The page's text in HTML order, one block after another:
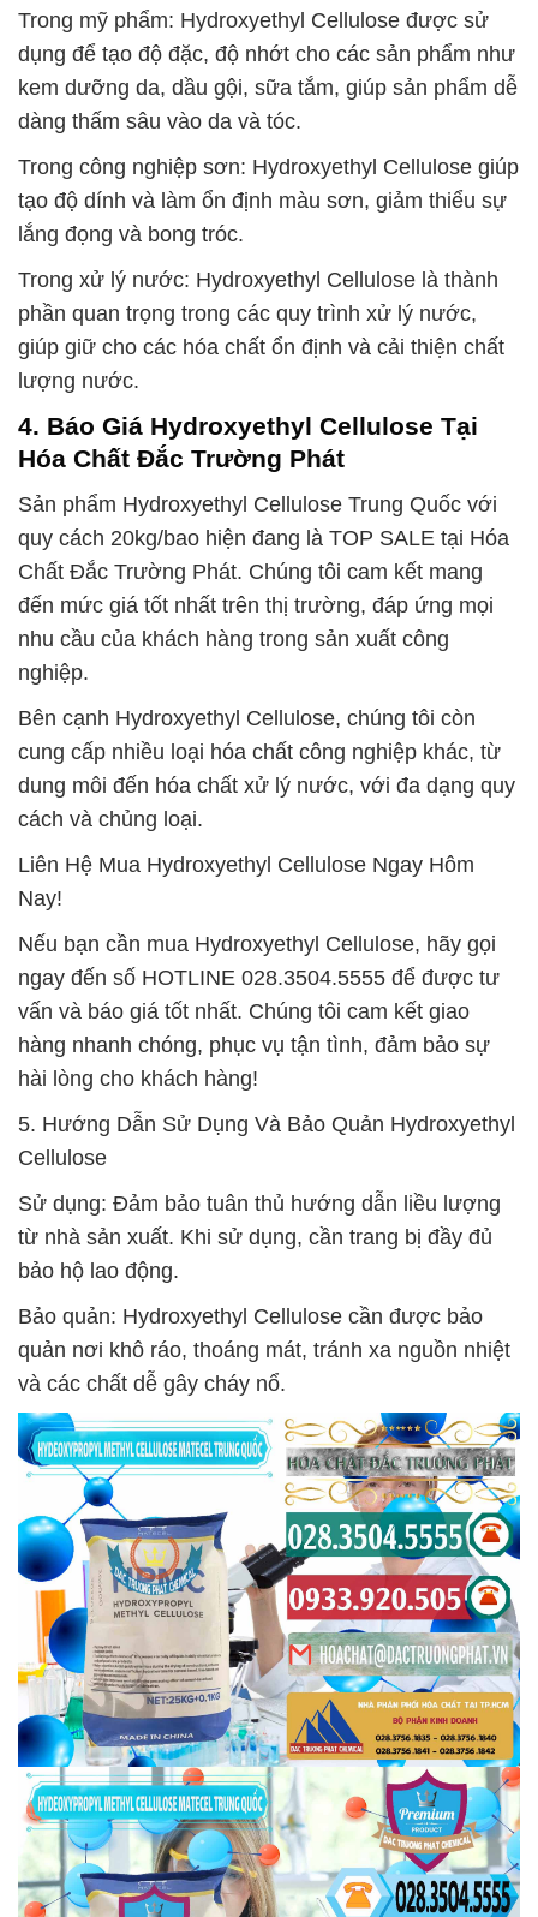
Trong mỹ phẩm: Hydroxyethyl Cellulose được sử
dụng để tạo độ đặc, độ nhớt cho các sản phẩm như
kem dưỡng da, dầu gội, sữa tắm, giúp sản phẩm dễ
dàng thấm sâu vào da và tóc.
Trong công nghiệp sơn: Hydroxyethyl Cellulose giúp
tạo độ dính và làm ổn định màu sơn, giảm thiểu sự
lắng đọng và bong tróc.
Trong xử lý nước: Hydroxyethyl Cellulose là thành
phần quan trọng trong các quy trình xử lý nước,
giúp giữ cho các hóa chất ổn định và cải thiện chất
lượng nước.
4. Báo Giá Hydroxyethyl Cellulose Tại
Hóa Chất Đắc Trường Phát
Sản phẩm Hydroxyethyl Cellulose Trung Quốc với
quy cách 20kg/bao hiện đang là TOP SALE tại Hóa
Chất Đắc Trường Phát. Chúng tôi cam kết mang
đến mức giá tốt nhất trên thị trường, đáp ứng mọi
nhu cầu của khách hàng trong sản xuất công
nghiệp.
Bên cạnh Hydroxyethyl Cellulose, chúng tôi còn
cung cấp nhiều loại hóa chất công nghiệp khác, từ
dung môi đến hóa chất xử lý nước, với đa dạng quy
cách và chủng loại.
Liên Hệ Mua Hydroxyethyl Cellulose Ngay Hôm
Nay!
Nếu bạn cần mua Hydroxyethyl Cellulose, hãy gọi
ngay đến số HOTLINE 028.3504.5555 để được tư
vấn và báo giá tốt nhất. Chúng tôi cam kết giao
hàng nhanh chóng, phục vụ tận tình, đảm bảo sự
hài lòng cho khách hàng!
5. Hướng Dẫn Sử Dụng Và Bảo Quản Hydroxyethyl
Cellulose
Sử dụng: Đảm bảo tuân thủ hướng dẫn liều lượng
từ nhà sản xuất. Khi sử dụng, cần trang bị đầy đủ
bảo hộ lao động.
Bảo quản: Hydroxyethyl Cellulose cần được bảo
quản nơi khô ráo, thoáng mát, tránh xa nguồn nhiệt
và các chất dễ gây cháy nổ.